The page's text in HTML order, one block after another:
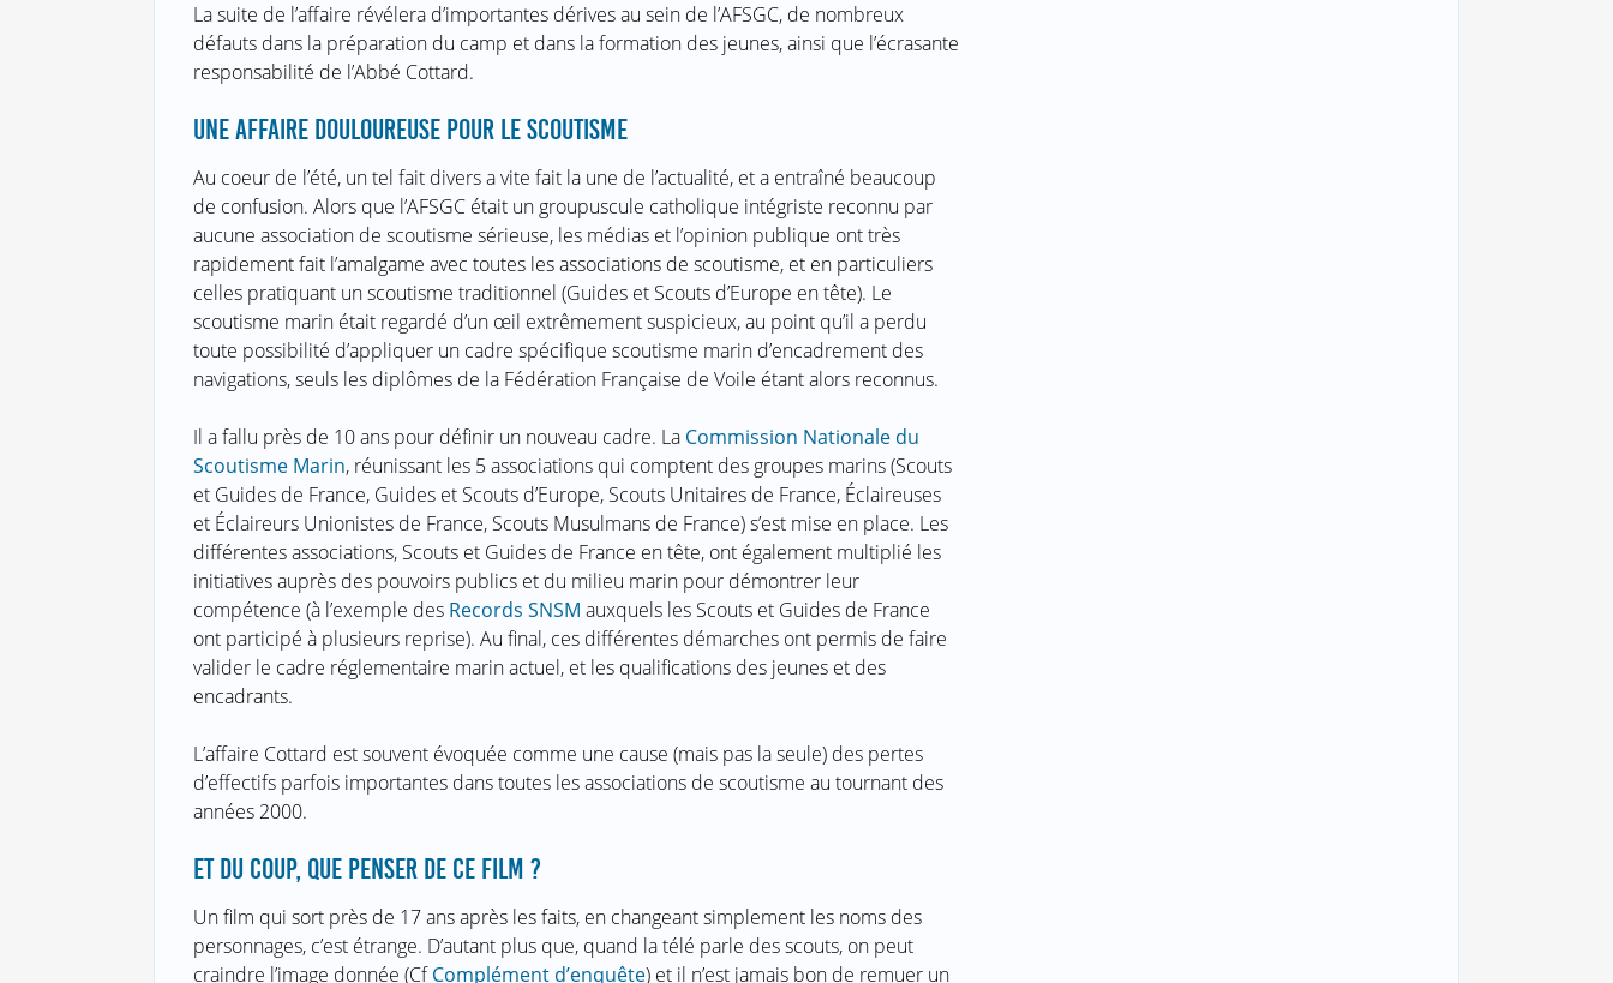
La suite de l’affaire révélera d’importantes dérives au sein de l’AFSGC, de nombreux
défauts dans la préparation du camp et dans la formation des jeunes, ainsi que l’écrasante
responsabilité de l’Abbé Cottard.
UNE AFFAIRE DOULOUREUSE POUR LE SCOUTISME
Au coeur de l’été, un tel fait divers a vite fait la une de l’actualité, et a entraîné beaucoup
de confusion. Alors que l’AFSGC était un groupuscule catholique intégriste reconnu par
aucune association de scoutisme sérieuse, les médias et l’opinion publique ont très
rapidement fait l’amalgame avec toutes les associations de scoutisme, et en particuliers
celles pratiquant un scoutisme traditionnel (Guides et Scouts d’Europe en tête). Le
scoutisme marin était regardé d’un œil extrêmement suspicieux, au point qu’il a perdu
toute possibilité d’appliquer un cadre spécifique scoutisme marin d’encadrement des
navigations, seuls les diplômes de la Fédération Française de Voile étant alors reconnus.
Il a fallu près de 10 ans pour définir un nouveau cadre. La Commission Nationale du
Scoutisme Marin, réunissant les 5 associations qui comptent des groupes marins (Scouts
et Guides de France, Guides et Scouts d’Europe, Scouts Unitaires de France, Éclaireuses
et Éclaireurs Unionistes de France, Scouts Musulmans de France) s’est mise en place. Les
différentes associations, Scouts et Guides de France en tête, ont également multiplié les
initiatives auprès des pouvoirs publics et du milieu marin pour démontrer leur
compétence (à l’exemple des Records SNSM auxquels les Scouts et Guides de France
ont participé à plusieurs reprise). Au final, ces différentes démarches ont permis de faire
valider le cadre réglementaire marin actuel, et les qualifications des jeunes et des
encadrants.
L’affaire Cottard est souvent évoquée comme une cause (mais pas la seule) des pertes
d’effectifs parfois importantes dans toutes les associations de scoutisme au tournant des
années 2000.
ET DU COUP, QUE PENSER DE CE FILM ?
Un film qui sort près de 17 ans après les faits, en changeant simplement les noms des
personnages, c’est étrange. D’autant plus que, quand la télé parle des scouts, on peut
craindre l’image donnée (CfComplément d’enquête) et il n’est jamais bon de remuer un